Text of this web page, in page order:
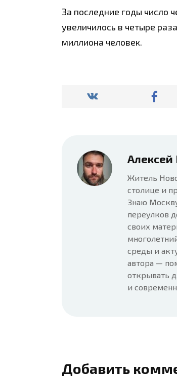
За последние годы число
увеличилось в четыре
миллиона человек.
Алексей
Житель
столице и
Знаю
переулков
своих
среды и
автора —
открывать
и
Добавить